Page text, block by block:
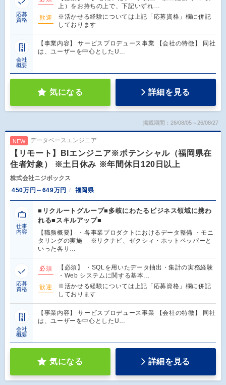
応募
資格
上）をお持ちの上で、下記いずれ…
歓迎
※活かせる経験については上記「応募資格」欄に併記
しております
会社
概要
【事業内容】 サービスプロデュース事業 【会社の特徴】 同社
は、ユーザーを中心としたU…
気になる 詳細を見る
掲載期間：26/08/05～26/08/27
NEW データベースエンジニア
【リモート】BIエンジニア※ポテンシャル（福岡県在
住者対象） ※土日休み ※年間休日120日以上
株式会社ニジボックス
450万円～649万円
福岡県
仕事
内容
■リクルートグループ■多岐にわたるビジネス領域に携わ
れる■スキルアップ■
【職務概要】 ・各事業プロダクトにおけるデータ整備 ・モニ
タリングの実施 ※リクナビ、ゼクシィ・ホットペッパーと
いった各サ…
応募
資格
必須
【必須】 ・SQLを用いたデータ抽出・集計の実務経験
・Web システムに関する基本…
歓迎
※活かせる経験については上記「応募資格」欄に併記
しております
会社
概要
【事業内容】 サービスプロデュース事業 【会社の特徴】 同社
は、ユーザーを中心としたU…
気になる 詳細を見る